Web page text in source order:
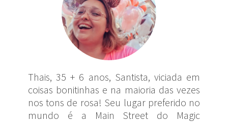
Thais, 35 + 6 anos, Santista, viciada em
coisas bonitinhas e na maioria das vezes
nos tons de rosa! Seu lugar preferido no
mundo é a Main Street do Magic